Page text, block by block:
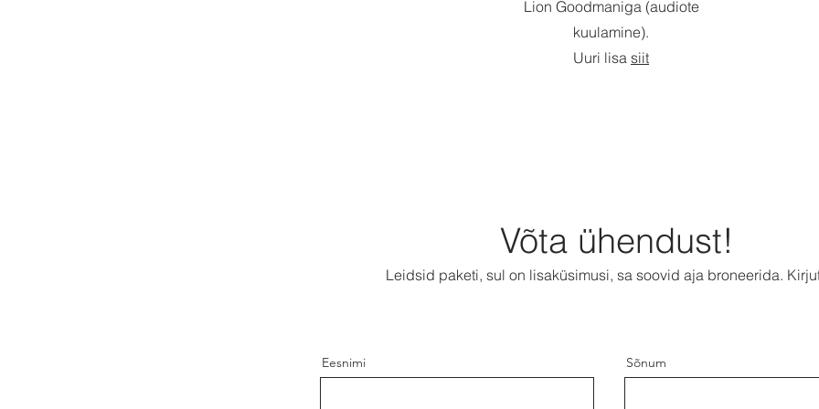
Lion Goodmaniga (audiote
kuulamine).
Uuri lisa siit
Võta ühendust!
Leidsid paketi, sul on lisaküsimusi, sa soovid aja broneerida.
Eesnimi Sõnum